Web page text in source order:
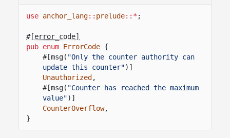
use anchor_lang:: prelude::* ;
#[error_code]
pub enum ErrorCode {
#[msg( "Only the counter authority can
update this counter")]
Unauthorized ,
#[msg( "Counter has reached the maximum
value")]
CounterOverflow,
}